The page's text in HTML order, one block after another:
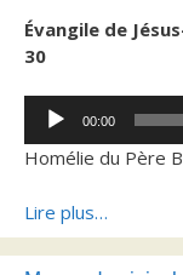
Évangile de
30
Lecteur
audio
00:00
Homélie du Père
Lire plus…